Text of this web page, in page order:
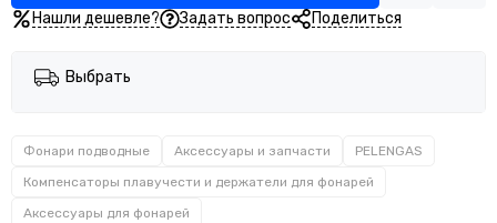
Нашли дешевле? Задать вопрос Поделиться
Выбрать
Фонари подводные Аксессуары и запчасти
PELENGAS
Компенсаторы плавучести и держатели для фонарей
Аксессуары для фонарей